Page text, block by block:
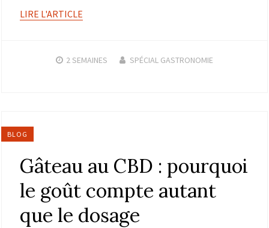
LIRE L'ARTICLE
2 SEMAINES SPÉCIAL GASTRONOMIE
BLOG
Gâteau au CBD : pourquoi
le goût compte autant
que le dosage